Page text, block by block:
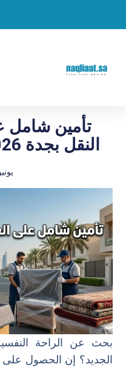
تأمين شامل
النقل بجدة 2026 | شركة نقليات
يونيو 8,
بحث عن الراحة النفسية
الجديد؟ إن الحصول